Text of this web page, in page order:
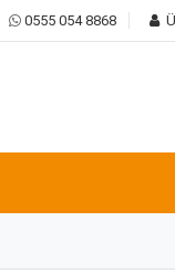
0555 054 8868